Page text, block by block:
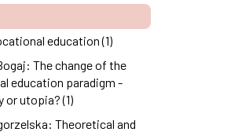
education (1)
The change of the
education paradigm -
or utopia? (1)
Theoretical and